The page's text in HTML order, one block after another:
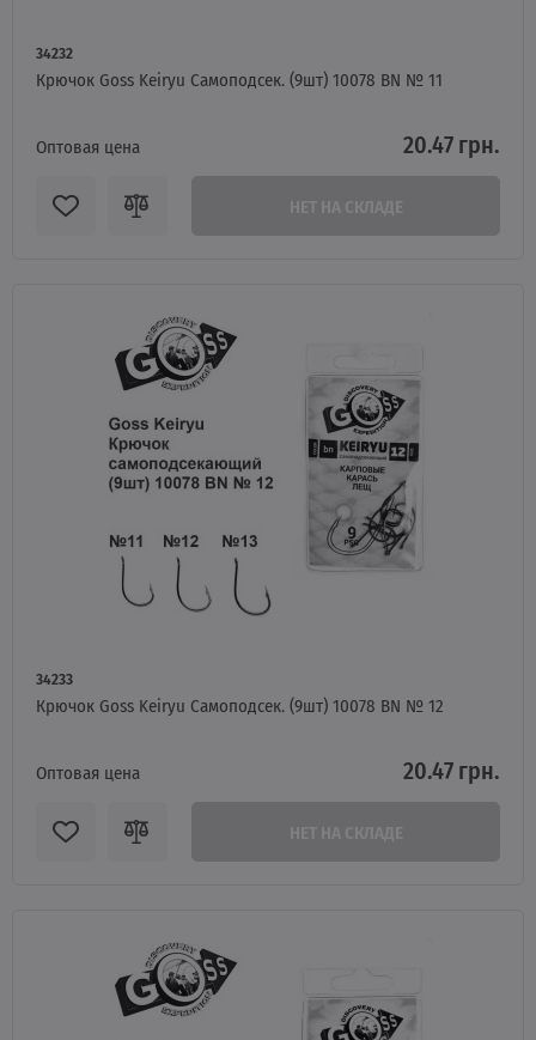
34232
Крючок Goss Keiryu Самоподсек. (9шт) 10078 BN № 11
Оптовая цена 20.47 грн.
34233
Крючок Goss Keiryu Самоподсек. (9шт) 10078 BN № 12
Оптовая цена 20.47 грн.